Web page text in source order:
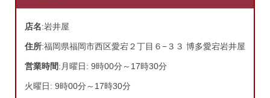
店名:岩井屋
住所:福岡県福岡市西区愛宕２丁目６−３３ 博多愛宕岩井屋
営業時間:月曜日: 9時00分～17時30分
火曜日: 9時00分～17時30分